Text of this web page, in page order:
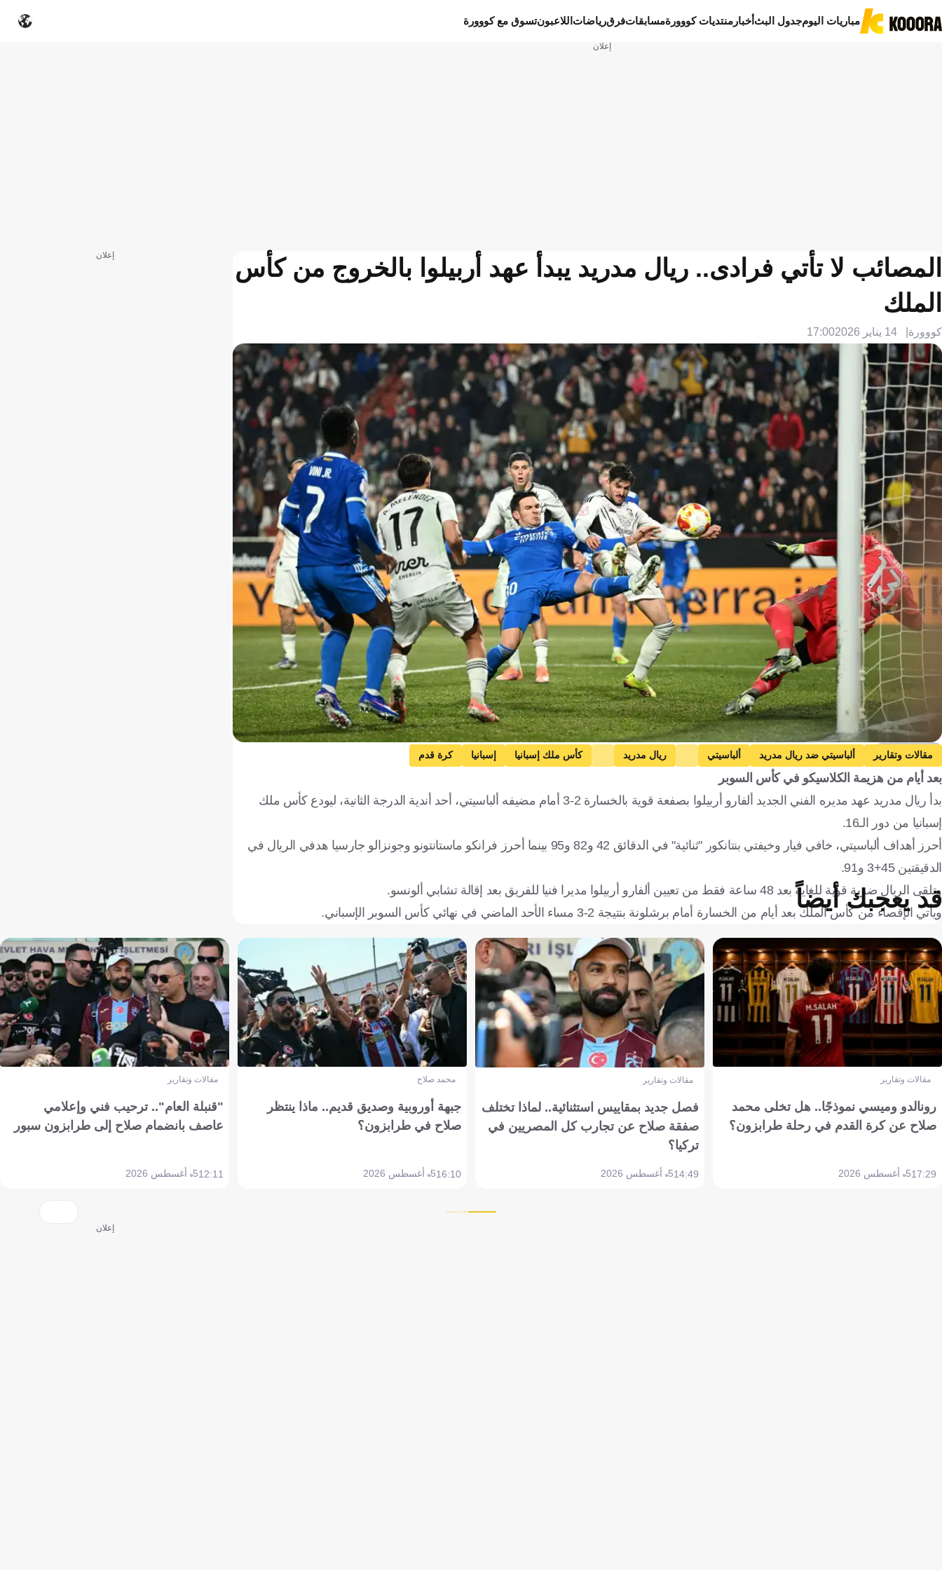
مباريات اليومجدول البثأخبار منتديات كووورةمسابقاتفرقرياضات اللاعبونتسوق مع كووورة
إعلان
المصائب لا تأتي فرادى.. ريال مدريد يبدأ عهد أربيلوا بالخروج من كأس
الملك
كووورة 14 يناير 2026 17:00
Getty Images
مقالات وتقارير ألباسيتي ضد ريال مدريد ألباسيتي ريال مدريد كأس ملك إسبانيا إسبانيا كرة قدم
بعد أيام من هزيمة الكلاسيكو في كأس السوبر
بدأ ريال مدريد عهد مديره الفني الجديد ألفارو أربيلوا بصفعة قوية بالخسارة 2-3 أمام مضيفه ألباسيتي، أحد أندية الدرجة الثانية، ليودع كأس ملك
إسبانيا من دور الـ16.
أحرز أهداف ألباسيتي، خافي فيار وخيفتي بنتانكور "ثنائية" في الدقائق 42 و82 و95 بينما أحرز فرانكو ماستانتونو وجونزالو جارسيا هدفي الريال في
الدقيقتين 45+3 و91.
وتلقى الريال ضربة قوية للغاية بعد 48 ساعة فقط من تعيين ألفارو أربيلوا مديرا فنيا للفريق بعد إقالة تشابي ألونسو.
ويأتي الإقصاء من كأس الملك بعد أيام من الخسارة أمام برشلونة بنتيجة 2-3 مساء الأحد الماضي في نهائي كأس السوبر الإسباني.
إعلان
قد يعجبك أيضاً
مقالات وتقارير
رونالدو وميسي نموذجًا.. هل تخلى محمد
صلاح عن كرة القدم في رحلة طرابزون؟
17:295 أغسطس 2026
مقالات وتقارير
فصل جديد بمقاييس استثنائية.. لماذا تختلف
صفقة صلاح عن تجارب كل المصريين في
تركيا؟
14:495 أغسطس 2026
محمد صلاح
جبهة أوروبية وصديق قديم.. ماذا ينتظر
صلاح في طرابزون؟
16:105 أغسطس 2026
مقالات وتقارير
"قنبلة العام".. ترحيب فني وإعلامي
عاصف بانضمام صلاح إلى طرابزون سبور
12:115 أغسطس 2026
إعلان